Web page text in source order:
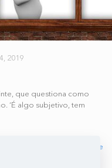
2019
que questiona como
‘É algo subjetivo, tem
Read more